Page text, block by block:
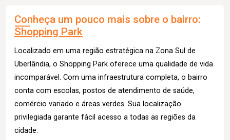
Conheça um pouco mais sobre o bairro:
Shopping Park
Localizado em uma região estratégica na Zona Sul de
Uberlândia, o Shopping Park oferece uma qualidade de vida
incomparável. Com uma infraestrutura completa, o bairro
conta com escolas, postos de atendimento de saúde,
comércio variado e áreas verdes. Sua localização
privilegiada garante fácil acesso a todas as regiões da
cidade.